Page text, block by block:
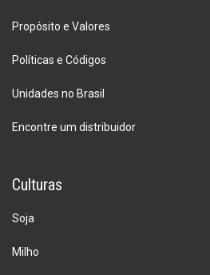
Propósito e Valores
Políticas e Códigos
Unidades no Brasil
Encontre um distribuidor
Culturas
Soja
Milho